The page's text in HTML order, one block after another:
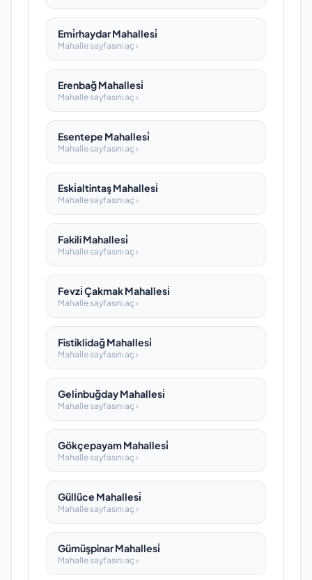
Emi̇rhaydar Mahallesi̇
Mahalle sayfasını aç ›
Erenbağ Mahallesi̇
Mahalle sayfasını aç ›
Esentepe Mahallesi̇
Mahalle sayfasını aç ›
Eski̇altintaş Mahallesi̇
Mahalle sayfasını aç ›
Fakili Mahallesi̇
Mahalle sayfasını aç ›
Fevzi̇ Çakmak Mahallesi̇
Mahalle sayfasını aç ›
Fistiklidağ Mahallesi̇
Mahalle sayfasını aç ›
Geli̇nbuğday Mahallesi̇
Mahalle sayfasını aç ›
Gökçepayam Mahallesi̇
Mahalle sayfasını aç ›
Güllüce Mahallesi̇
Mahalle sayfasını aç ›
Gümüşpinar Mahallesi̇
Mahalle sayfasını aç ›